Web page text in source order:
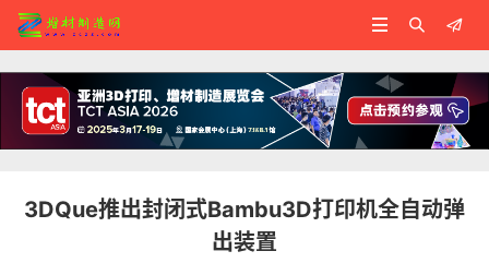



3DQue推出封闭式Bambu3D打印机全自动弹
出装置